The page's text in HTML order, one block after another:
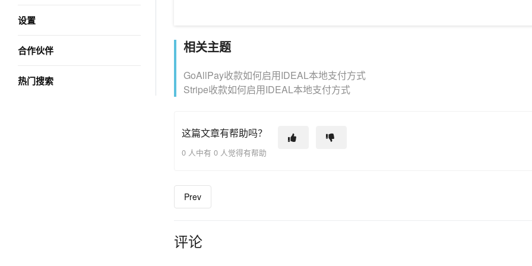
设置
合作伙伴
热门搜索
相关主题
GoAllPay收款如何启用IDEAL本地支付方式
Stripe收款如何启用IDEAL本地支付方式
这篇文章有帮助吗？
0 人中有 0 人觉得有帮助
Prev
评论